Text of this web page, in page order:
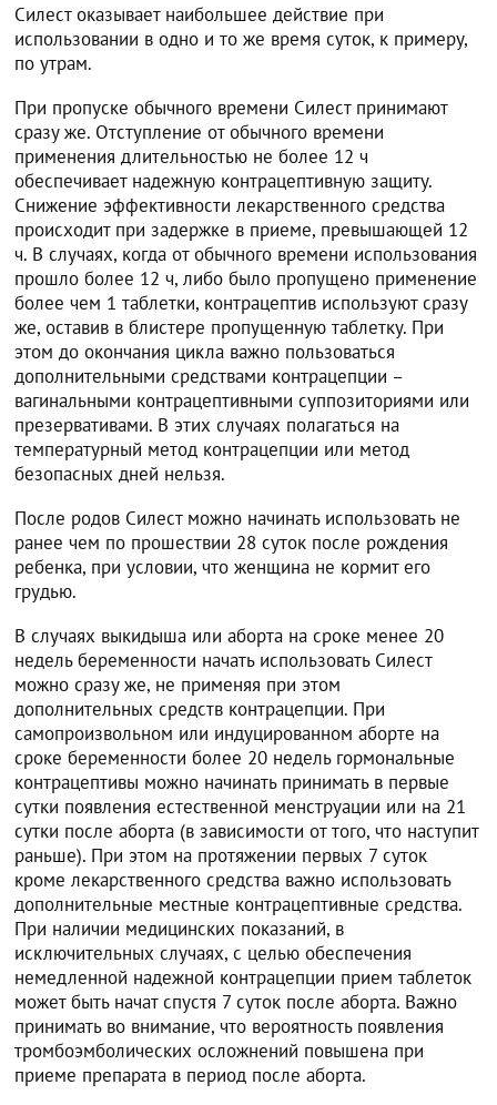
Силест оказывает наибольшее действие при
использовании в одно и то же время суток, к примеру,
по утрам.
При пропуске обычного времени Силест принимают
сразу же. Отступление от обычного времени
применения длительностью не более 12 ч
обеспечивает надежную контрацептивную защиту.
Снижение эффективности лекарственного средства
происходит при задержке в приеме, превышающей 12
ч. В случаях, когда от обычного времени использования
прошло более 12 ч, либо было пропущено применение
более чем 1 таблетки, контрацептив используют сразу
же, оставив в блистере пропущенную таблетку. При
этом до окончания цикла важно пользоваться
дополнительными средствами контрацепции –
вагинальными контрацептивными суппозиториями или
презервативами. В этих случаях полагаться на
температурный метод контрацепции или метод
безопасных дней нельзя.
После родов Силест можно начинать использовать не
ранее чем по прошествии 28 суток после рождения
ребенка, при условии, что женщина не кормит его
грудью.
В случаях выкидыша или аборта на сроке менее 20
недель беременности начать использовать Силест
можно сразу же, не применяя при этом
дополнительных средств контрацепции. При
самопроизвольном или индуцированном аборте на
сроке беременности более 20 недель гормональные
контрацептивы можно начинать принимать в первые
сутки появления естественной менструации или на 21
сутки после аборта (в зависимости от того, что наступит
раньше). При этом на протяжении первых 7 суток
кроме лекарственного средства важно использовать
дополнительные местные контрацептивные средства.
При наличии медицинских показаний, в
исключительных случаях, с целью обеспечения
немедленной надежной контрацепции прием таблеток
может быть начат спустя 7 суток после аборта. Важно
принимать во внимание, что вероятность появления
тромбоэмболических осложнений повышена при
приеме препарата в период после аборта.